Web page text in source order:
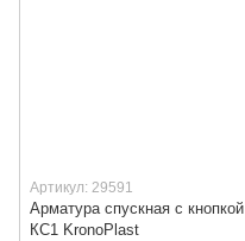
Артикул: 29591
Арматура спускная с кнопкой
КС1 KronoPlast